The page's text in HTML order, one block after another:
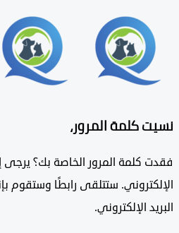
كلمة المرور،
كلمة المرور الخاصة بك؟ يرجى إدخال
ستتلقى رابطًا وستقوم بإنشاء
الإلكتروني.